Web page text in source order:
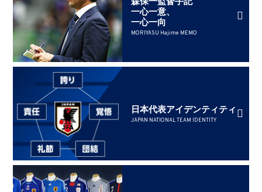
一心一意、
一心一向
MORIYASU Hajime MEMO
日本代表アイデンティティ
JAPAN NATIONAL TEAM IDENTITY